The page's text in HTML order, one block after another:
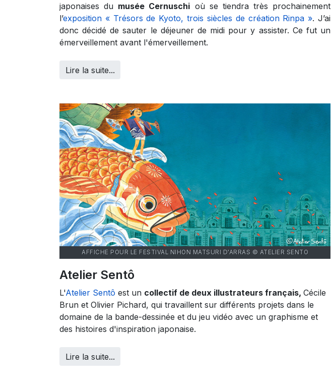
japonaises du musée Cernuschi où se tiendra très prochainement
l’exposition « Trésors de Kyoto, trois siècles de création Rinpa ». J’ai
donc décidé de sauter le déjeuner de midi pour y assister. Ce fut un
émerveillement avant l'émerveillement.
Lire la suite...
AFFICHE POUR LE FESTIVAL NIHON MATSURI D'ARRAS © ATELIER SENTO
Atelier Sentô
L'Atelier Sentô est un collectif de deux illustrateurs français, Cécile
Brun et Olivier Pichard, qui travaillent sur différents projets dans le
domaine de la bande-dessinée et du jeu vidéo avec un graphisme et
des histoires d'inspiration japonaise.
Lire la suite...